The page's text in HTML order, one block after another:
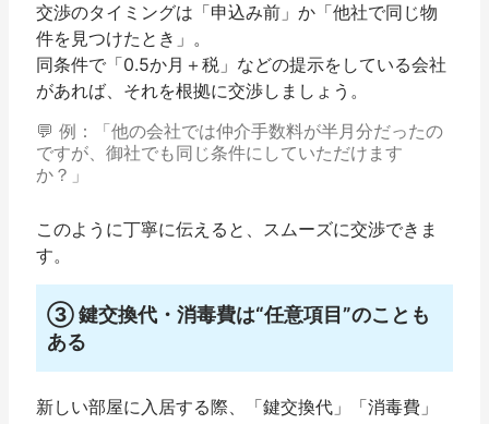
交渉のタイミングは「申込み前」か「他社で同じ物
件を見つけたとき」。
同条件で「0.5か月＋税」などの提示をしている会社
があれば、それを根拠に交渉しましょう。
💬 例：「他の会社では仲介手数料が半月分だったの
ですが、御社でも同じ条件にしていただけます
か？」
このように丁寧に伝えると、スムーズに交渉できま
す。
③ 鍵交換代・消毒費は“任意項目”のことも
ある
新しい部屋に入居する際、「鍵交換代」「消毒費」